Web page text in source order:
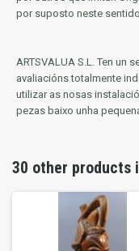
por suposto neste
ARTSVALUA S.L. Ten un
avaliacións totalmente
utilizar as nosas
pezas baixo unha
30 other products